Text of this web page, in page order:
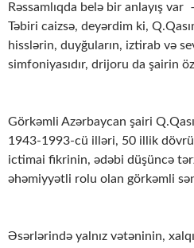
Rəssamlıqda belə bir anlayış
Təbiri caizsə, deyərdim ki,
hisslərin, duyğuların, iztirab və
simfoniyasıdır, drijoru da şairin
Görkəmli Azərbaycan şairi
1943-1993-cü illəri, 50 illik
ictimai fikrinin, ədəbi düşüncə
əhəmiyyətli rolu olan görkəmli
Əsərlərində yalnız vətəninin,